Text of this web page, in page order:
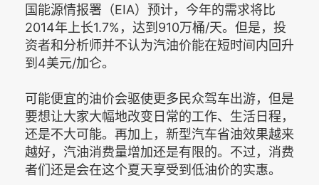
国能源情报署（EIA）预计，今年的需求将比
2014年上长1.7%，达到910万桶/天。但是，投
资者和分析师并不认为汽油价能在短时间内回升
到4美元/加仑。
可能便宜的油价会驱使更多民众驾车出游，但是
要想让大家大幅地改变日常的工作、生活日程，
还是不大可能。再加上，新型汽车省油效果越来
越好，汽油消费量增加还是有限的。不过，消费
者们还是会在这个夏天享受到低油价的实惠。